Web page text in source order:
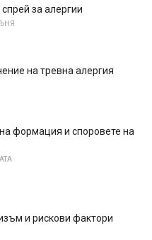
за алергии
на тревна алергия
формация и споровете на
и рискови фактори